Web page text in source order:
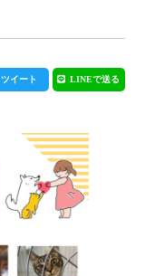
ツイート LINEで送る